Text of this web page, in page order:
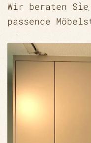
Wir beraten
passende